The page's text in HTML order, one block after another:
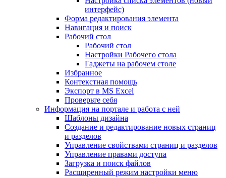
интерфейс)
Форма редактирования элемента
Навигация и поиск
Рабочий стол
Рабочий стол
Настройки Рабочего стола
Гаджеты на рабочем столе
Избранное
Контекстная помощь
Экспорт в MS Excel
Проверьте себя
Информация на портале и работа с ней
Шаблоны дизайна
Создание и редактирование новых страниц
и разделов
Управление свойствами страниц и разделов
Управление правами доступа
Загрузка и поиск файлов
Расширенный режим настройки меню